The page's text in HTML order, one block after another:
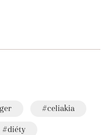
celiakia
diéty